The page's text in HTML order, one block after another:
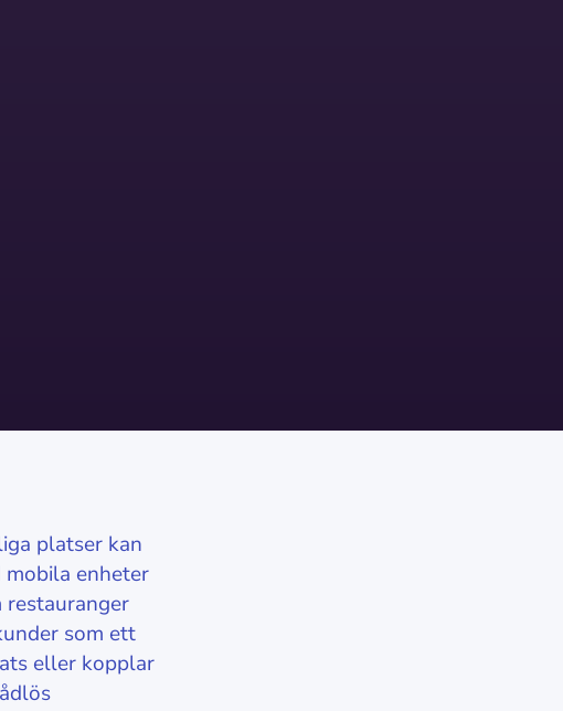
platser kan
enheter
restauranger
som ett
eller kopplar